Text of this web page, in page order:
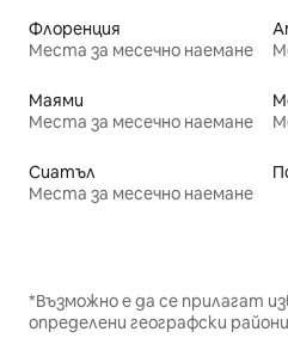
Флоренция
Места за месечно наемане
Маями
Места за месечно наемане
Сиатъл
Места за месечно наемане
*Възможно е да се прилагат
определени географски